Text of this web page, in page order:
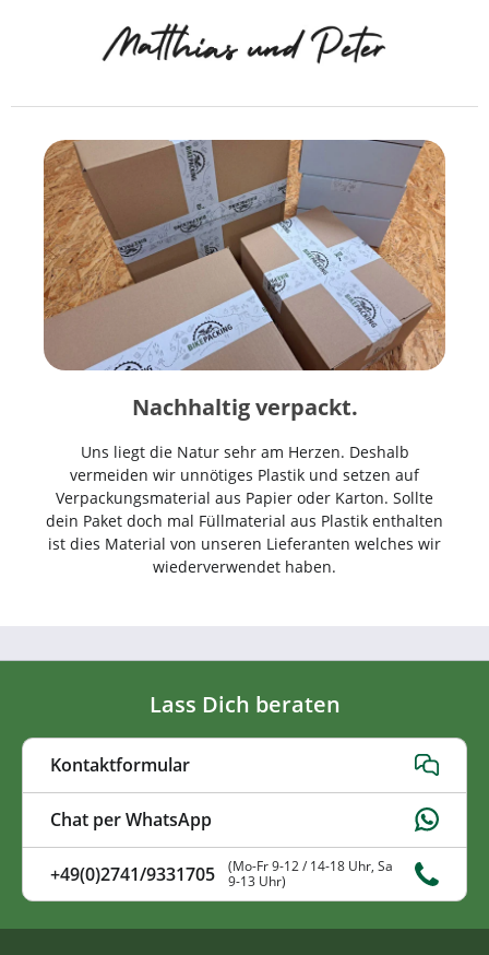
Nachhaltig verpackt.
Uns liegt die Natur sehr am Herzen. Deshalb
vermeiden wir unnötiges Plastik und setzen auf
Verpackungsmaterial aus Papier oder Karton. Sollte
dein Paket doch mal Füllmaterial aus Plastik enthalten
ist dies Material von unseren Lieferanten welches wir
wiederverwendet haben.
Lass Dich beraten
Kontaktformular
Chat per WhatsApp
+49(0)2741/9331705
(Mo-Fr 9-12 / 14-18 Uhr, Sa
9-13 Uhr)